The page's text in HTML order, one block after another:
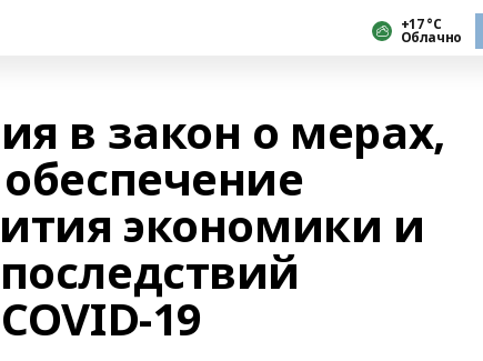
+17 °С
Облачно
в закон о мерах,
экономики и
19